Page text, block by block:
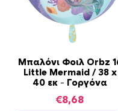
Μπαλόνι Φοιλ Orbz
Little Mermaid / 38 x
40 εκ – Γοργόνα
€8,68